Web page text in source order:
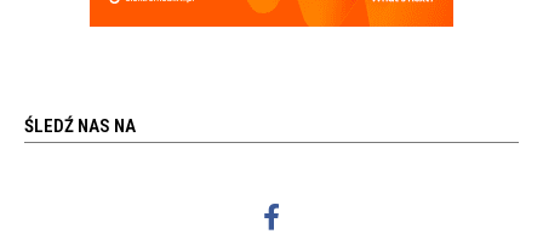
ŚLEDŹ NAS NA